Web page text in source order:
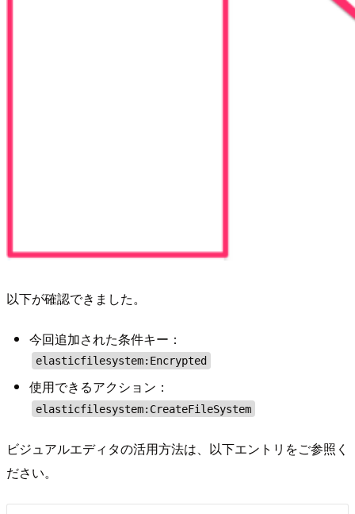
以下が確認できました。
今回追加された条件キー：
elasticfilesystem:Encrypted
使用できるアクション：
elasticfilesystem:CreateFileSystem
ビジュアルエディタの活用方法は、以下エントリをご参照く
ださい。